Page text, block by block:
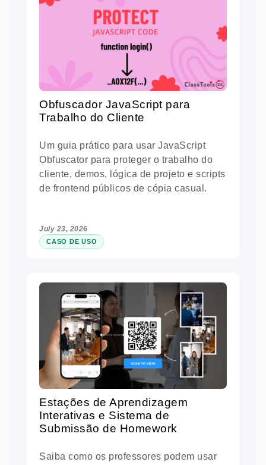
Obfuscador JavaScript para
Trabalho do Cliente
Um guia prático para usar JavaScript
Obfuscator para proteger o trabalho do
cliente, demos, lógica de projeto e scripts
de frontend públicos de cópia casual.
July 23, 2026
CASO DE USO
Estações de Aprendizagem
Interativas e Sistema de
Submissão de Homework
Saiba como os professores podem usar